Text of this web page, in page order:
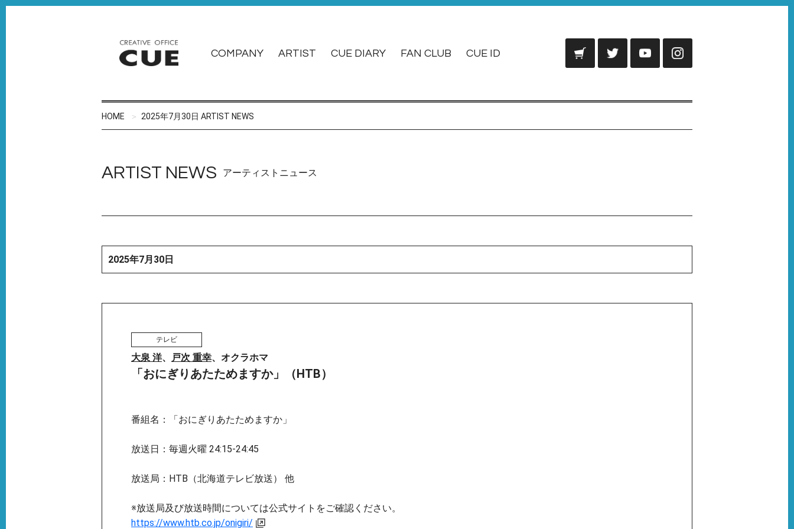
COMPANY ARTIST CUE DIARY FAN CLUB CUE ID
HOME 2025年7月30日 ARTIST NEWS
ARTIST NEWS アーティストニュース
2025年7月30日
テレビ
大泉 洋、 戸次 重幸、オクラホマ
「おにぎりあたためますか」（HTB）
番組名：「おにぎりあたためますか」
放送日：毎週火曜 24:15-24:45
放送局：HTB（北海道テレビ放送） 他
※放送局及び放送時間については公式サイトをご確認ください。
https://www.htb.co.jp/onigiri/